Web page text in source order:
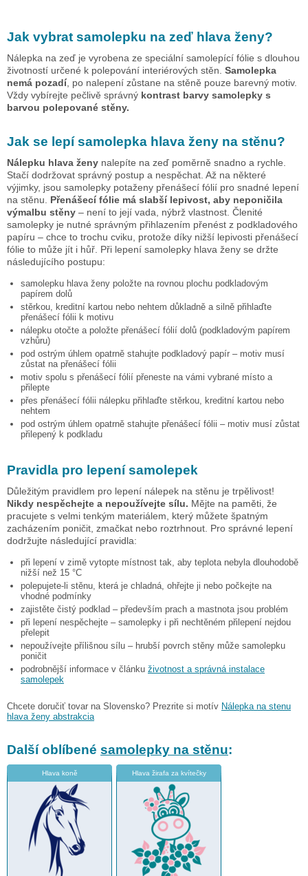
Jak vybrat samolepku na zeď hlava ženy?
Nálepka na zeď je vyrobena ze speciální samolepící fólie s dlouhou
životností určené k polepování interiérových stěn. Samolepka
nemá pozadí, po nalepení zůstane na stěně pouze barevný motiv.
Vždy vybírejte pečlivě správný kontrast barvy samolepky s
barvou polepované stěny.
Jak se lepí samolepka hlava ženy na stěnu?
Nálepku hlava ženy nalepíte na zeď poměrně snadno a rychle.
Stačí dodržovat správný postup a nespěchat. Až na některé
výjimky, jsou samolepky potaženy přenášecí fólií pro snadné lepení
na stěnu. Přenášecí fólie má slabší lepivost, aby neponičila
výmalbu stěny – není to její vada, nýbrž vlastnost. Členité
samolepky je nutné správným přihlazením přenést z podkladového
papíru – chce to trochu cviku, protože díky nižší lepivosti přenášecí
fólie to může jít i hůř. Při lepení samolepky hlava ženy se držte
následujícího postupu:
samolepku hlava ženy položte na rovnou plochu podkladovým
papírem dolů
stěrkou, kreditní kartou nebo nehtem důkladně a silně přihlaďte
přenášecí fólii k motivu
nálepku otočte a položte přenášecí fólií dolů (podkladovým papírem
vzhůru)
pod ostrým úhlem opatrně stahujte podkladový papír – motiv musí
zůstat na přenášecí fólii
motiv spolu s přenášecí fólií přeneste na vámi vybrané místo a
přilepte
přes přenášecí fólii nálepku přihlaďte stěrkou, kreditní kartou nebo
nehtem
pod ostrým úhlem opatrně stahujte přenášecí fólii – motiv musí zůstat
přilepený k podkladu
Pravidla pro lepení samolepek
Důležitým pravidlem pro lepení nálepek na stěnu je trpělivost!
Nikdy nespěchejte a nepoužívejte sílu. Mějte na paměti, že
pracujete s velmi tenkým materiálem, který můžete špatným
zacházením poničit, zmačkat nebo roztrhnout. Pro správné lepení
dodržujte následující pravidla:
při lepení v zimě vytopte místnost tak, aby teplota nebyla dlouhodobě
nižší než 15 °C
polepujete-li stěnu, která je chladná, ohřejte ji nebo počkejte na
vhodné podmínky
zajistěte čistý podklad – především prach a mastnota jsou problém
při lepení nespěchejte – samolepky i při nechtěném přilepení nejdou
přelepit
nepoužívejte přílišnou sílu – hrubší povrch stěny může samolepku
poničit
podrobnější informace v článku životnost a správná instalace
samolepek
Chcete doručiť tovar na Slovensko? Prezrite si motív Nálepka na stenu
hlava ženy abstrakcia
Další oblíbené samolepky na stěnu:
Hlava koně Hlava žirafa za kvítečky